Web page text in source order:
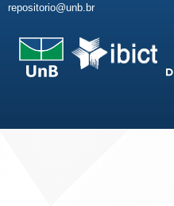
repositorio@unb.br